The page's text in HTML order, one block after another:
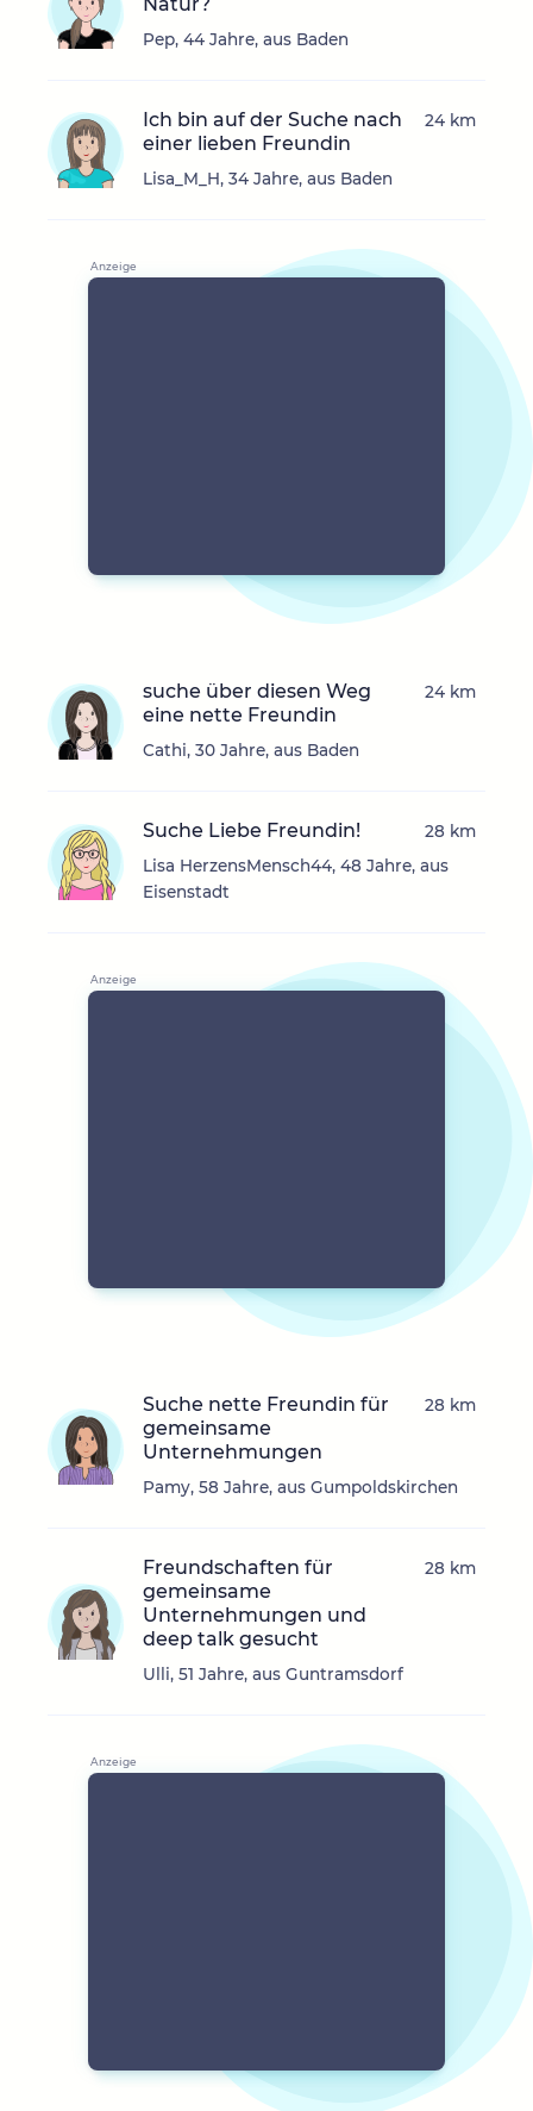
Pep, 44 Jahre, aus Baden
Ich bin auf der Suche nach
einer lieben Freundin
Lisa_M_H, 34 Jahre, aus Baden
24 km
suche über diesen Weg
eine nette Freundin
Cathi, 30 Jahre, aus Baden
24 km
Suche Liebe Freundin!
Lisa HerzensMensch44, 48 Jahre, aus
Eisenstadt
28 km
Suche nette Freundin für
gemeinsame
Unternehmungen
Pamy, 58 Jahre, aus Gumpoldskirchen
28 km
Freundschaften für
gemeinsame
Unternehmungen und
deep talk gesucht
Ulli, 51 Jahre, aus Guntramsdorf
28 km